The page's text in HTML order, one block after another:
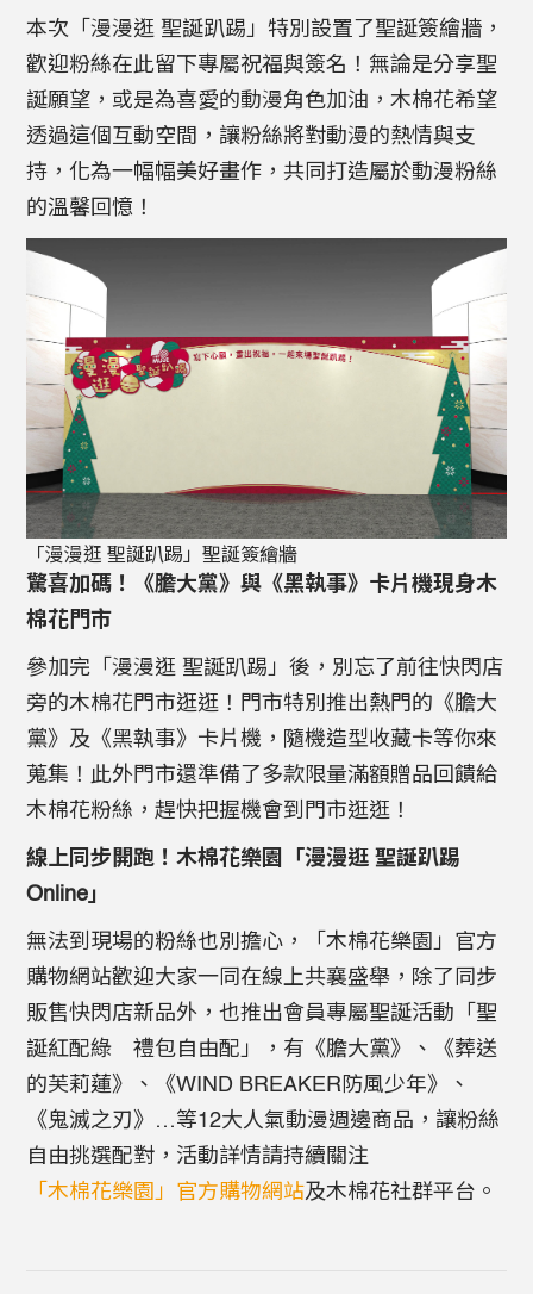
本次「漫漫逛 聖誕趴踢」特別設置了聖誕簽繪牆，
歡迎粉絲在此留下專屬祝福與簽名！無論是分享聖
誕願望，或是為喜愛的動漫角色加油，木棉花希望
透過這個互動空間，讓粉絲將對動漫的熱情與支
持，化為一幅幅美好畫作，共同打造屬於動漫粉絲
的溫馨回憶！
「漫漫逛 聖誕趴踢」聖誕簽繪牆
驚喜加碼！《膽大黨》與《黑執事》卡片機現身木
棉花門市
參加完「漫漫逛 聖誕趴踢」後，別忘了前往快閃店
旁的木棉花門市逛逛！門市特別推出熱門的《膽大
黨》及《黑執事》卡片機，隨機造型收藏卡等你來
蒐集！此外門市還準備了多款限量滿額贈品回饋給
木棉花粉絲，趕快把握機會到門市逛逛！
線上同步開跑！木棉花樂園「漫漫逛 聖誕趴踢
Online」
無法到現場的粉絲也別擔心，「木棉花樂園」官方
購物網站歡迎大家一同在線上共襄盛舉，除了同步
販售快閃店新品外，也推出會員專屬聖誕活動「聖
誕紅配綠 禮包自由配」，有《膽大黨》、《葬送
的芙莉蓮》、《WIND BREAKER防風少年》、
《鬼滅之刃》…等12大人氣動漫週邊商品，讓粉絲
自由挑選配對，活動詳情請持續關注
「木棉花樂園」官方購物網站及木棉花社群平台。